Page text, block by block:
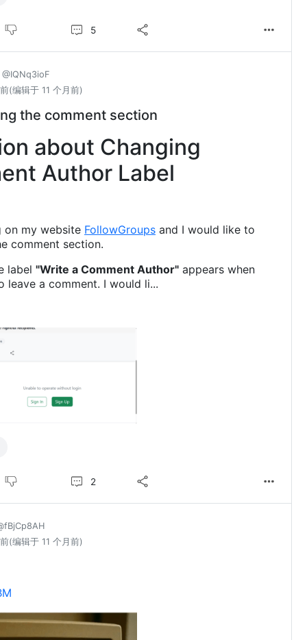
5
@IQNq3ioF
(编辑于 11 个月前)
the comment section
about Changing
Author Label
on my website FollowGroups and I would like to
comment section.
label "Write a Comment Author" appears when
leave a comment. I would li...
2
(编辑于 11 个月前)